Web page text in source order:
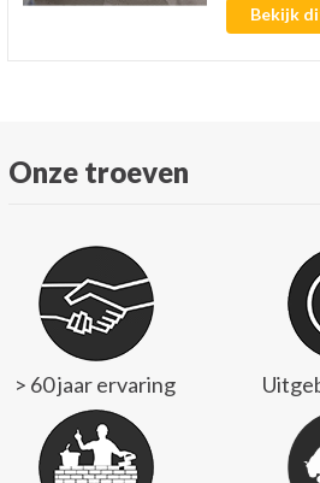
Bekijk
Onze troeven
> 60 jaar ervaring